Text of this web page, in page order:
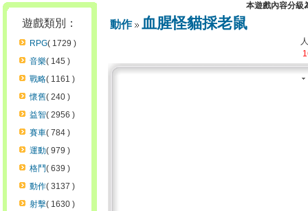
遊戲類別：
RPG( 1729 )
音樂( 145 )
戰略( 1161 )
懷舊( 240 )
益智( 2956 )
賽車( 784 )
運動( 979 )
格鬥( 639 )
動作( 3137 )
射擊( 1630 )
本遊戲內容分級
動作 血腥怪貓採老鼠